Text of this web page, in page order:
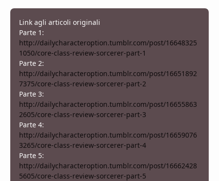
Link agli articoli originali
Parte 1:
http://dailycharacteroption.tumblr.com/post/16648325
1050/core-class-review-sorcerer-part-1
Parte 2:
http://dailycharacteroption.tumblr.com/post/16651892
7375/core-class-review-sorcerer-part-2
Parte 3:
http://dailycharacteroption.tumblr.com/post/16655863
2605/core-class-review-sorcerer-part-3
Parte 4:
http://dailycharacteroption.tumblr.com/post/16659076
3265/core-class-review-sorcerer-part-4
Parte 5:
http://dailycharacteroption.tumblr.com/post/16662428
5605/core-class-review-sorcerer-part-5